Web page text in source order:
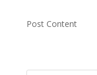
Post Content